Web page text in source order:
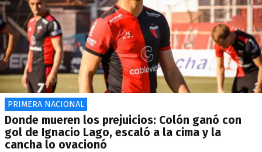
PRIMERA NACIONAL
Donde mueren los prejuicios: Colón ganó con
gol de Ignacio Lago, escaló a la cima y la
cancha lo ovacionó